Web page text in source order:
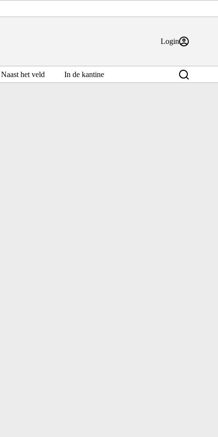
Login
Naast het veld In de kantine